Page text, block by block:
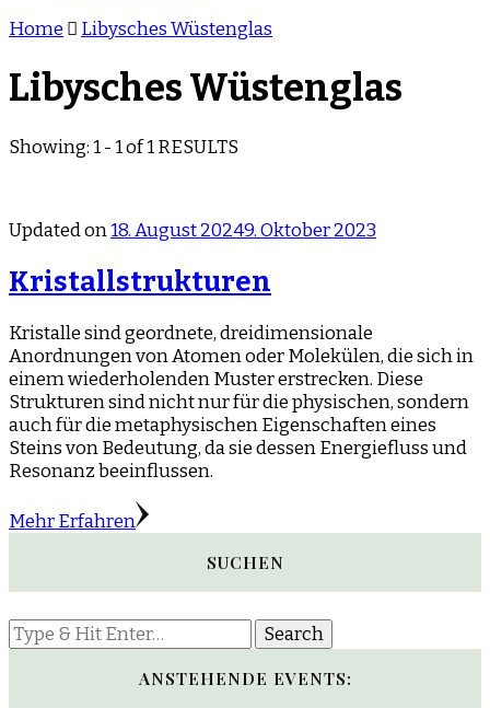
Home
Libysches Wüstenglas
Libysches Wüstenglas
Showing: 1 - 1 of 1 RESULTS
Updated on18. August 20249. Oktober 2023
Kristallstrukturen
Kristalle sind geordnete, dreidimensionale
Anordnungen von Atomen oder Molekülen, die sich in
einem wiederholenden Muster erstrecken. Diese
Strukturen sind nicht nur für die physischen, sondern
auch für die metaphysischen Eigenschaften eines
Steins von Bedeutung, da sie dessen Energiefluss und
Resonanz beeinflussen.
Mehr Erfahren
SUCHEN
Looking
for
ANSTEHENDE EVENTS: